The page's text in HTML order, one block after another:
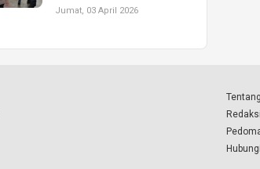
Jumat, 03 April 2026
Redaksi